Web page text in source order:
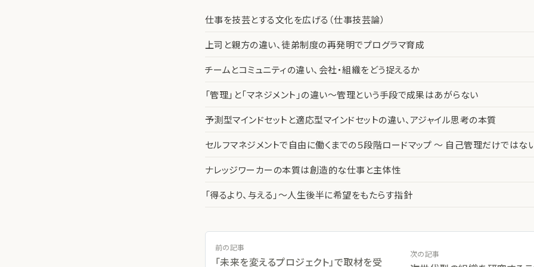
仕事を技芸とする文化を広げる（仕事技芸論）
上司と親方の違い、徒弟制度の再発明でプログラマ育成
チームとコミュニティの違い、会社・組織をどう捉えるか
「管理」と「マネジメント」の違い〜管理という手段で成果はあがらない
予測型マインドセットと適応型マインドセットの違い、アジャイル思考の本質
セルフマネジメントで自由に働くまでの５段階ロードマップ 〜 自己管理だけではな
ナレッジワーカーの本質は創造的な仕事と主体性
「得るより、与える」〜人生後半に希望をもたらす指針
前の記事
「未来を変えるプロジェクト」で取材を受
次の記事